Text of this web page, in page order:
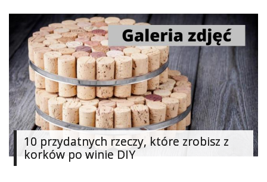
i
ryunek
Modelina
Najlepsze
Kategorie
Dodaj
«
Dodaj
Dodaj
10 przydatnych rzeczy, które zrobisz z
korków po winie DIY